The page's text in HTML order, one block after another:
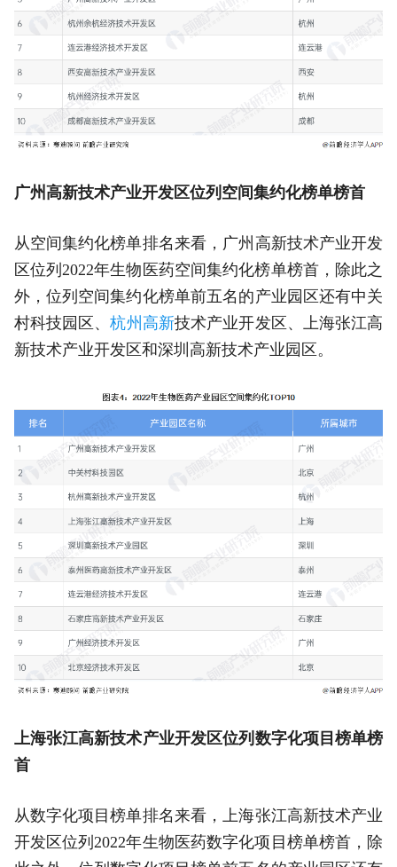
广州高新技术产业开发区位列空间集约化榜单榜首
从空间集约化榜单排名来看，广州高新技术产业开发
区位列2022年生物医药空间集约化榜单榜首，除此之
外，位列空间集约化榜单前五名的产业园区还有中关
村科技园区、杭州高新技术产业开发区、上海张江高
新技术产业开发区和深圳高新技术产业园区。
上海张江高新技术产业开发区位列数字化项目榜单榜
首
从数字化项目榜单排名来看，上海张江高新技术产业
开发区位列2022年生物医药数字化项目榜单榜首，除